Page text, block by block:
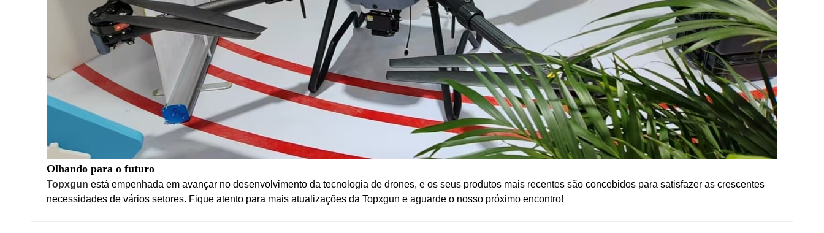
Olhando para o futuro
Topxgun está empenhada em avançar no desenvolvimento da tecnologia de drones, e os seus produtos mais recentes são concebidos para satisfazer as crescentes
necessidades de vários setores. Fique atento para mais atualizações da Topxgun e aguarde o nosso próximo encontro!